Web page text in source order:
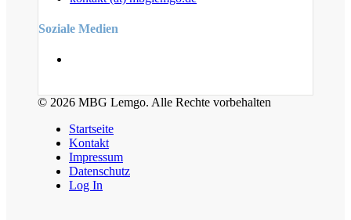
Soziale Medien
© 2026 MBG Lemgo. Alle Rechte vorbehalten
Startseite
Kontakt
Impressum
Datenschutz
Log In